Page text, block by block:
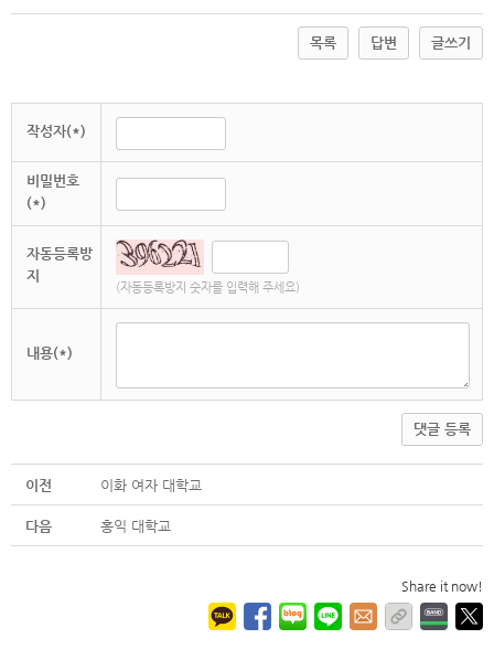
목록 답변 글쓰기
작성자(*)
비밀번호
(*)
자동등록방
지
(자동등록방지 숫자를 입력해 주세요)
내용(*)
댓글 등록
이전 이화 여자 대학교
다음 홍익 대학교
Share it now!